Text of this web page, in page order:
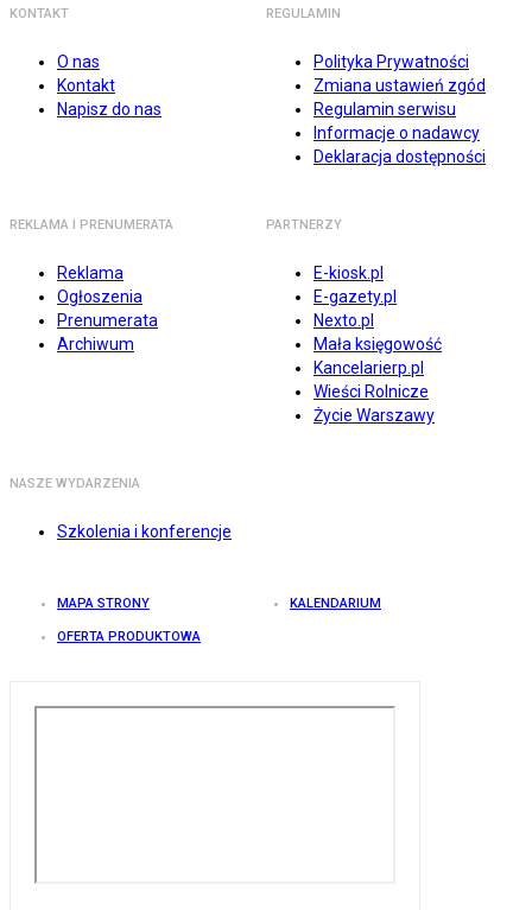
KONTAKT
O nas
Kontakt
Napisz do nas
REGULAMIN
Polityka Prywatności
Zmiana ustawień zgód
Regulamin serwisu
Informacje o nadawcy
Deklaracja dostępności
REKLAMA I PRENUMERATA
Reklama
Ogłoszenia
Prenumerata
Archiwum
PARTNERZY
E-kiosk.pl
E-gazety.pl
Nexto.pl
Mała księgowość
Kancelarierp.pl
Wieści Rolnicze
Życie Warszawy
NASZE WYDARZENIA
Szkolenia i konferencje
MAPA STRONY KALENDARIUM
OFERTA PRODUKTOWA